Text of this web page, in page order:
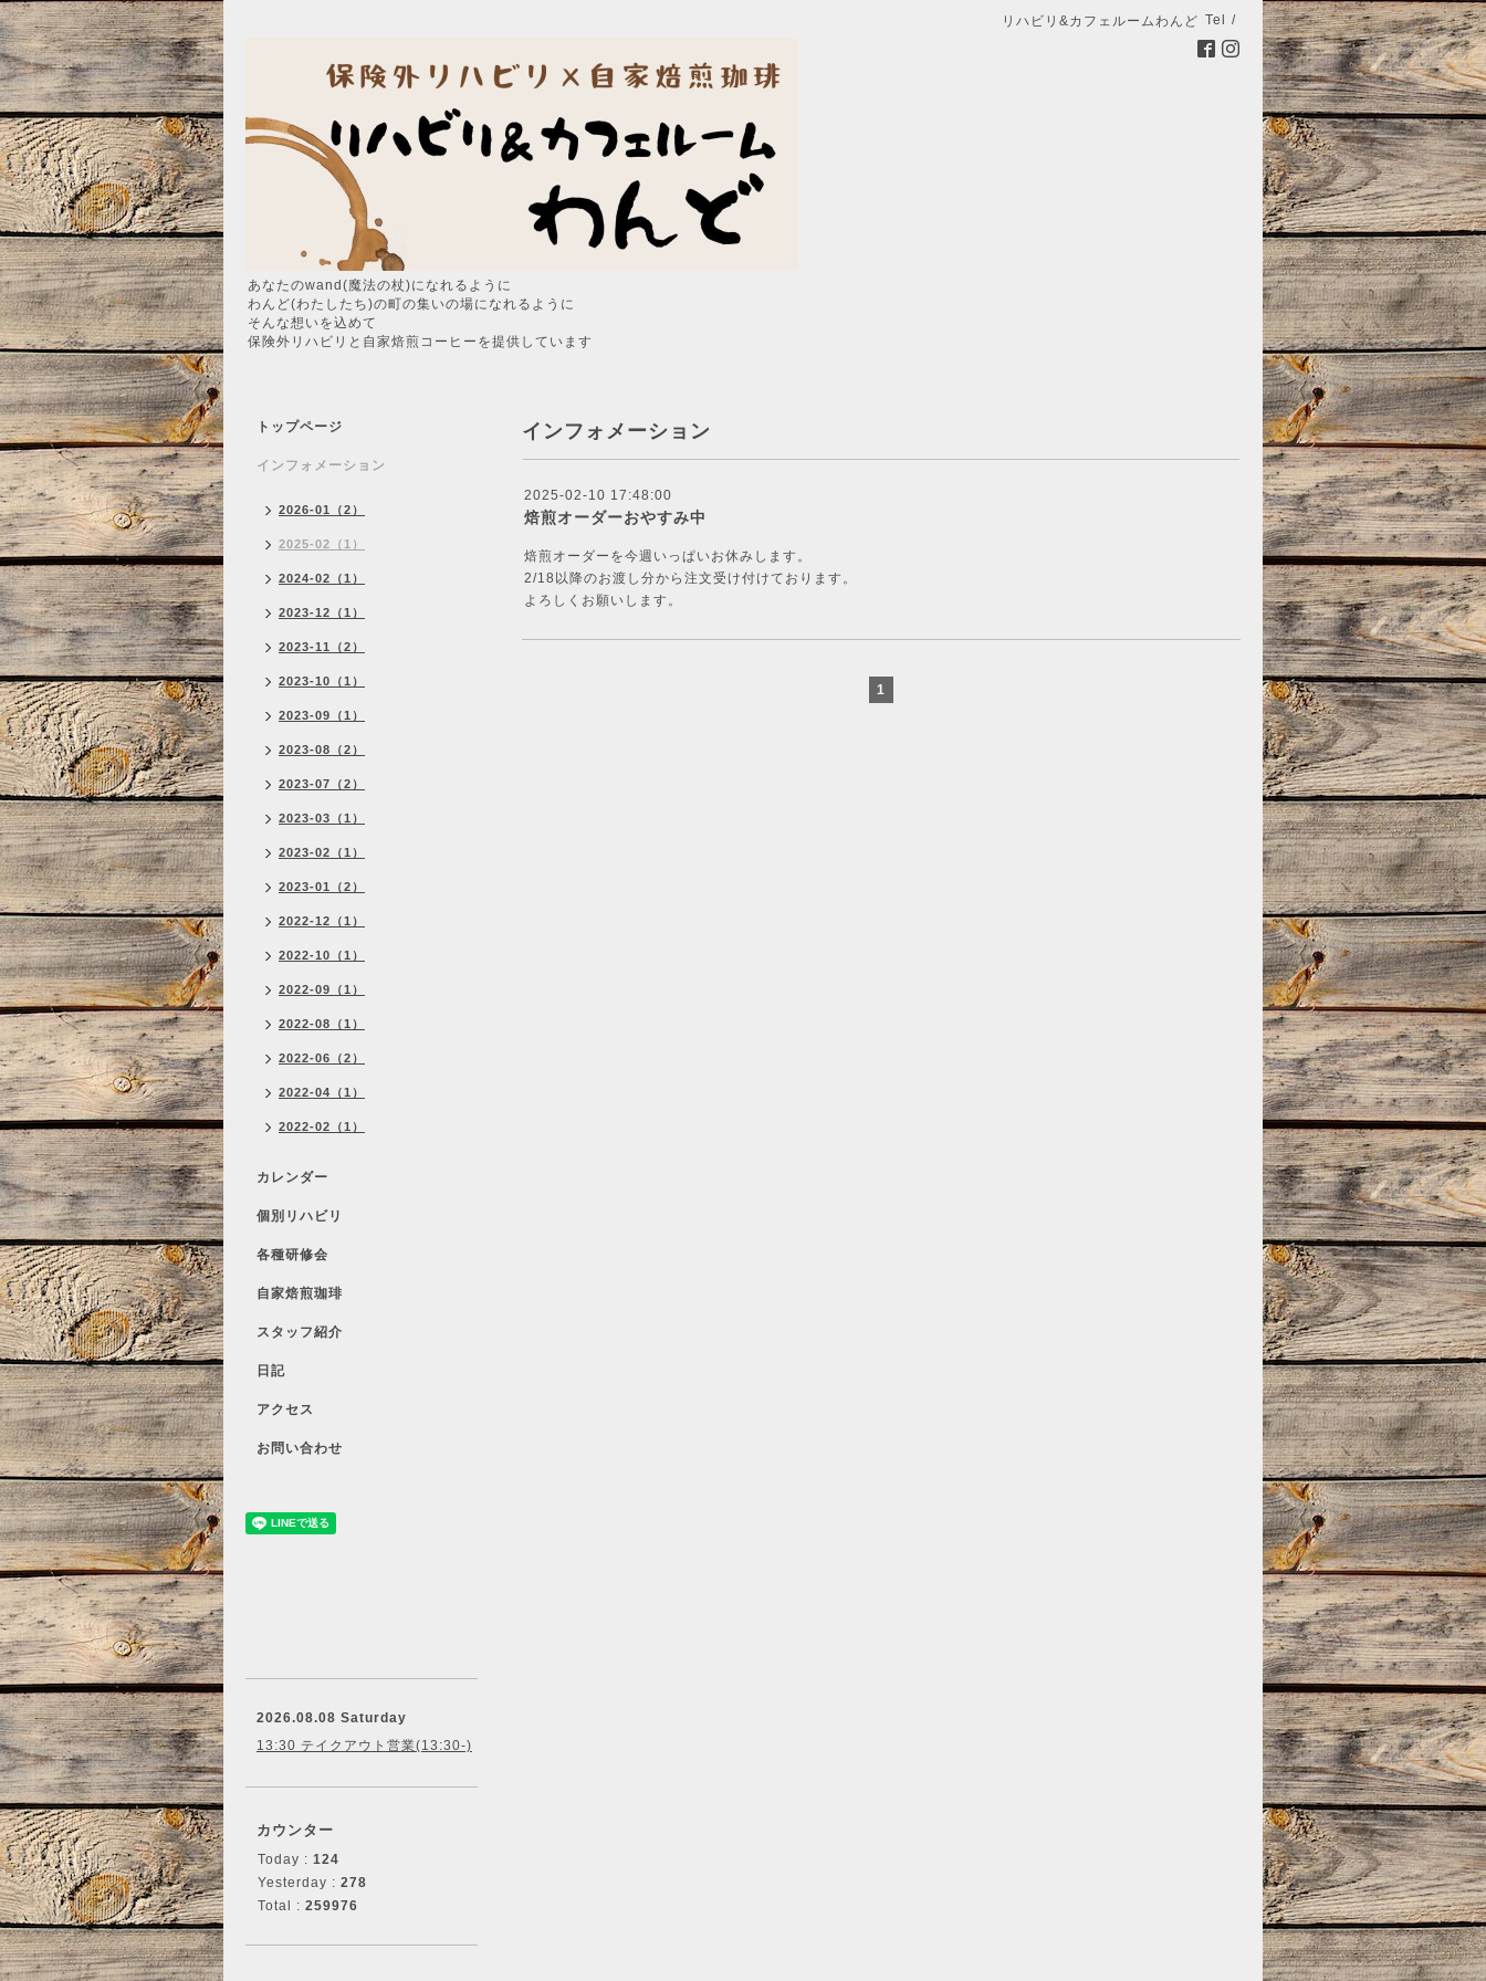
リハビリ&カフェルームわんど Tel /
あなたのwand(魔法の杖)になれるように
わんど(わたしたち)の町の集いの場になれるように
そんな想いを込めて
保険外リハビリと自家焙煎コーヒーを提供しています
インフォメーション
2025-02-10 17:48:00
焙煎オーダーおやすみ中
焙煎オーダーを今週いっぱいお休みします。
2/18以降のお渡し分から注文受け付けております。
よろしくお願いします。
1
トップページ
インフォメーション
2026-01（2）
2025-02（1）
2024-02（1）
2023-12（1）
2023-11（2）
2023-10（1）
2023-09（1）
2023-08（2）
2023-07（2）
2023-03（1）
2023-02（1）
2023-01（2）
2022-12（1）
2022-10（1）
2022-09（1）
2022-08（1）
2022-06（2）
2022-04（1）
2022-02（1）
カレンダー
個別リハビリ
各種研修会
自家焙煎珈琲
スタッフ紹介
日記
アクセス
お問い合わせ
2026.08.08 Saturday
13:30 テイクアウト営業(13:30-)
カウンター
Today : 124
Yesterday : 278
Total : 259976